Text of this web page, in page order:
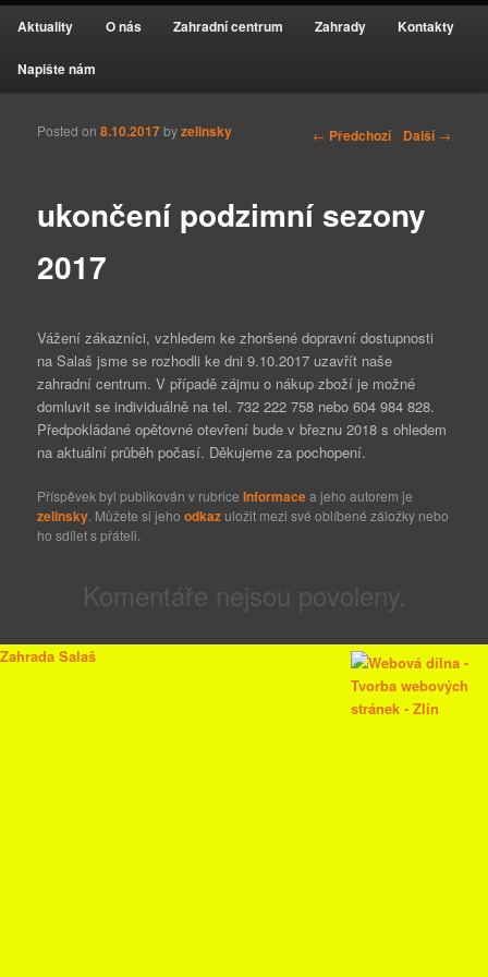
Zahrada Salaš
Hlavní navigační menu
Přejít k hlavnímu obsahu webu
Přejít k obsahu postranního panelu
Aktuality O nás Zahradní centrum Zahrady Kontakty
Napište nám
Navigace pro příspěvky ← Předchozí Další→
ukončení podzimní sezony
2017
Posted on8.10.2017byzelinsky
Vážení zákazníci, vzhledem ke zhoršené dopravní dostupnosti
na Salaš jsme se rozhodli ke dni 9.10.2017 uzavřít naše
zahradní centrum. V případě zájmu o nákup zboží je možné
domluvit se individuálně na tel. 732 222 758 nebo 604 984 828.
Předpokládané opětovné otevření bude v březnu 2018 s ohledem
na aktuální průběh počasí. Děkujeme za pochopení.
Příspěvek byl publikován v rubriceInformacea jeho autorem je
zelinsky . Můžete si jehoodkaz uložit mezi své oblíbené záložky nebo
ho sdílet s přáteli.
Komentáře nejsou povoleny.
Zahrada Salaš